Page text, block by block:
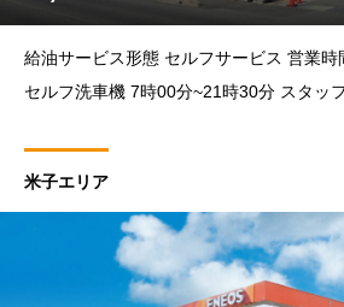
給油サービス形態 セルフサービス 営業時間 7時00分~22時00分
セルフ洗車機 7時00分~21時30分 スタッフ 9時00分~19時00分
米子エリア